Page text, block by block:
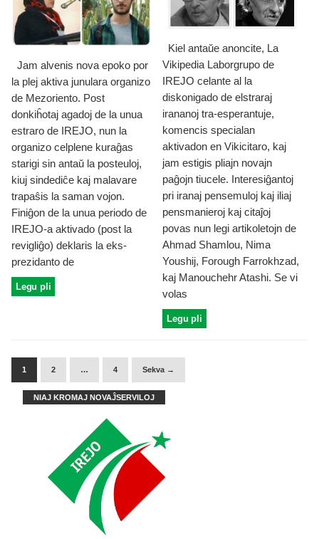
Jam alvenis nova epoko por
la plej aktiva junulara organizo
de Mezoriento. Post
donkiĥotaj agadoj de la unua
estraro de IREJO, nun la
organizo celplene kuraĝas
starigi sin antaŭ la posteuloj,
kiuj sindediĉe kaj malavare
trapaŝis la saman vojon.
Finiĝon de la unua periodo de
IREJO-a aktivado (post la
revigliĝo) deklaris la eks-
prezidanto de
Legu pli
Kiel antaŭe anoncite, La
Vikipedia Laborgrupo de
IREJO celante al la
diskonigado de elstraraj
irananoj tra-esperantuje,
komencis specialan
aktivadon en Vikicitaro, kaj
jam estigis pliajn novajn
paĝojn tiucele. Interesiĝantoj
pri iranaj pensemuloj kaj iliaj
pensmanieroj kaj citaĵoj
povas nun legi artikoletojn de
Ahmad Shamlou, Nima
Youshij, Forough Farrokhzad,
kaj Manouchehr Atashi. Se vi
volas
Legu pli
1 2 … 4 Sekva →
NIAJ KROMAJ NOVAĴSERVILOJ